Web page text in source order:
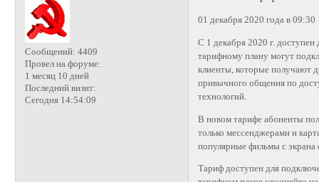
Сообщений: 4409
Провел на форуме:
1 месяц 10 дней
Последний визит:
Сегодня 14:54:09
01 декабря 2020 года в 09:30
С 1 декабря 2020 г.
тарифному плану могут
клиенты, которые получают
привычного общения по
технологий.
В новом тарифе абоненты
только мессенджерами и
популярные фильмы с экрана
Тариф доступен для